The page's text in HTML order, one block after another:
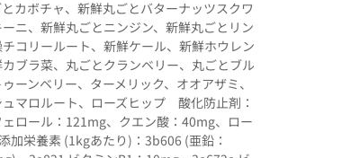
カボチャ、新鮮丸ごとバターナッツスクワ
ニ、新鮮丸ごとニンジン、新鮮丸ごとリン
コリールート、新鮮ケール、新鮮ホウレン
ブラ菜、丸ごとクランベリー、丸ごとブル
ーンベリー、ターメリック、オオアザミ、
マロルート、ローズヒップ 酸化防止剤：
ロール：121mg、クエン酸：40mg、ロー
栄養素 (1kgあたり)：3b606 (亜鉛：